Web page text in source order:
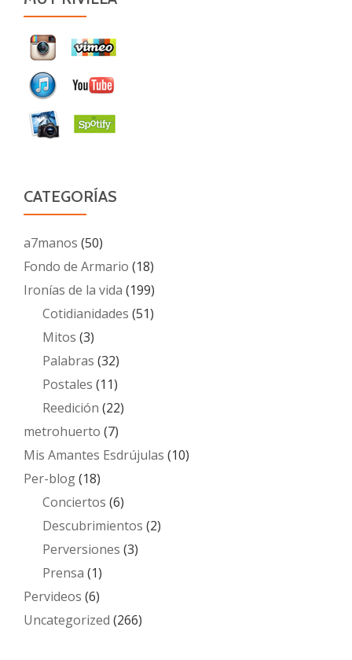
CATEGORÍAS
a7manos (50)
Fondo de Armario (18)
Ironías de la vida (199)
Cotidianidades (51)
Mitos (3)
Palabras (32)
Postales (11)
Reedición (22)
metrohuerto (7)
Mis Amantes Esdrújulas (10)
Per-blog(18)
Conciertos (6)
Descubrimientos (2)
Perversiones (3)
Prensa (1)
Pervideos (6)
Uncategorized (266)